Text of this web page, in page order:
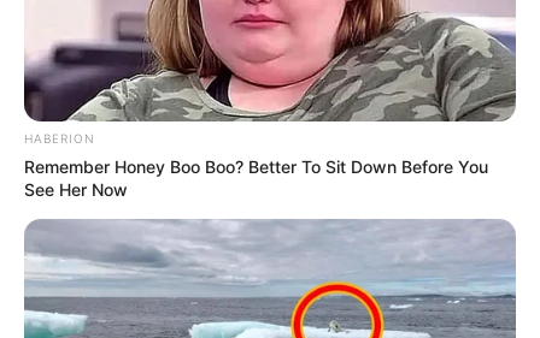
HABERION
Remember Honey Boo Boo? Better To Sit Down Before You
See Her Now